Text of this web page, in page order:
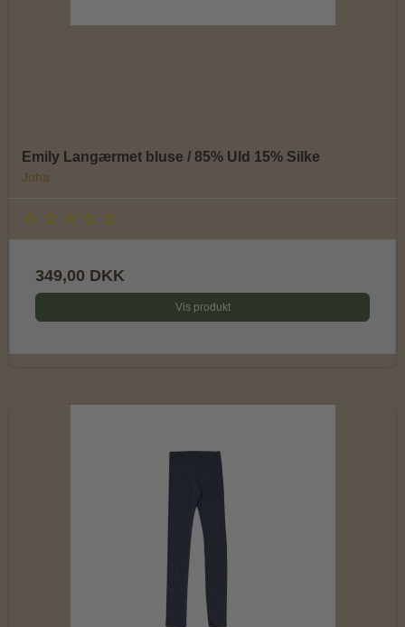
Emily Langærmet bluse / 85% Uld 15% Silke
Joha
349,00 DKK
Vis produkt